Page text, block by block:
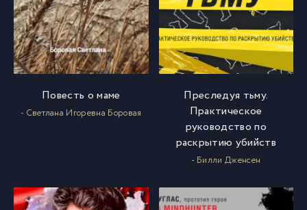
Повесть о маме
- Светлана Игоревна Боровая
Преследуя тьму.
Практическое
руководство по
раскрытию убийств
- Билли Дженсен